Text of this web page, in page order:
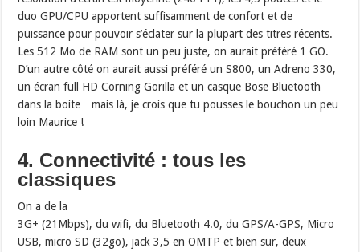
duo GPU/CPU apportent suffisamment de confort et de
puissance pour pouvoir s’éclater sur la plupart des titres récents.
Les 512 Mo de RAM sont un peu juste, on aurait préféré 1 GO.
D’un autre côté on aurait aussi préféré un S800, un Adreno 330,
un écran full HD Corning Gorilla et un casque Bose Bluetooth
dans la boite…mais là, je crois que tu pousses le bouchon un peu
loin Maurice !
4. Connectivité : tous les
classiques
On a de la
3G+ (21Mbps), du wifi, du Bluetooth 4.0, du GPS/A-GPS, Micro
USB, micro SD (32go), jack 3,5 en OMTP et bien sur, deux